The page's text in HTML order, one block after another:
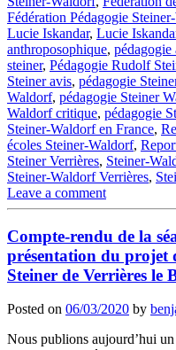
Fédération Pédagogie
Lucie Iskandar, Lucie
anthroposophique, pédagogie
steiner, Pédagogie Rudolf
Steiner avis, pédagogie
Waldorf, pédagogie Steiner
Waldorf critique, pédagogie
Steiner-Waldorf en France,
écoles Steiner-Waldorf,
Steiner Verrières, Steiner-
Steiner-Waldorf Verrières,
Leave a comment
Compte-rendu de la
présentation du projet
Steiner de Verrières le
Posted on 06/03/2020 by
Nous publions aujourd’hui